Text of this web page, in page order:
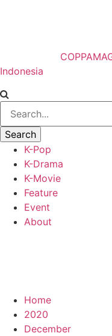
Indonesia
K-Pop
K-Drama
K-Movie
Feature
Event
About
Home
2020
December